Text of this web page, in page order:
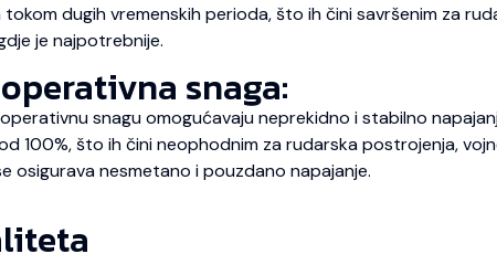
dugih vremenskih perioda, što ih čini savršenim za
je najpotrebnije.
snaga:
snagu omogućavaju neprekidno i stabilno
100%, što ih čini neophodnim za rudarska postrojenja,
osigurava nesmetano i pouzdano napajanje.